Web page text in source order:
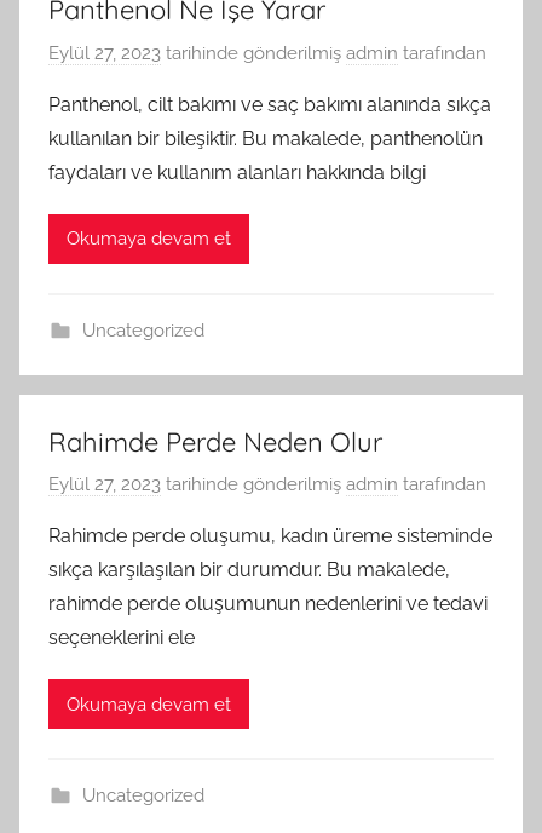
Panthenol Ne İşe Yarar
Eylül 27, 2023 tarihinde gönderilmiş admin tarafından
Panthenol, cilt bakımı ve saç bakımı alanında sıkça
kullanılan bir bileşiktir. Bu makalede, panthenolün
faydaları ve kullanım alanları hakkında bilgi
Okumaya devam et
Uncategorized
Rahimde Perde Neden Olur
Eylül 27, 2023 tarihinde gönderilmiş admin tarafından
Rahimde perde oluşumu, kadın üreme sisteminde
sıkça karşılaşılan bir durumdur. Bu makalede,
rahimde perde oluşumunun nedenlerini ve tedavi
seçeneklerini ele
Okumaya devam et
Uncategorized